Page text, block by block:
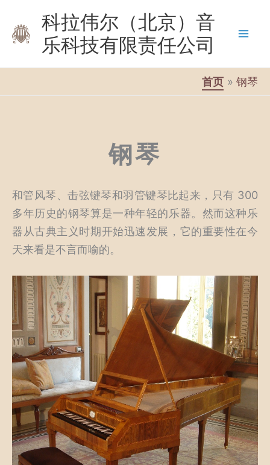
科拉伟尔（北京）音
乐科技有限责任公司
首页 钢琴
钢琴
和管风琴、击弦键琴和羽管键琴比起来，只有 300
多年历史的钢琴算是一种年轻的乐器。然而这种乐
器从古典主义时期开始迅速发展，它的重要性在今
天来看是不言而喻的。